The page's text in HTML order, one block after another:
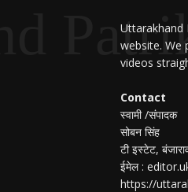
Uttarakhand
website. We
videos
Contact
स्वामी /संपादक
सोबन सिंह
टी इस्टेट,
ईमेल :
https://